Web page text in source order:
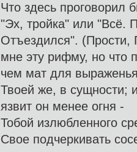
Что здесь проговорил
"Эх, тройка" или "Всё.
Отъездился". (Прости,
мне эту рифму, но что
чем мат для
Твоей же, в сущности;
язвит он менее огня -
Тобой излюбленного
Свое подчеркивать